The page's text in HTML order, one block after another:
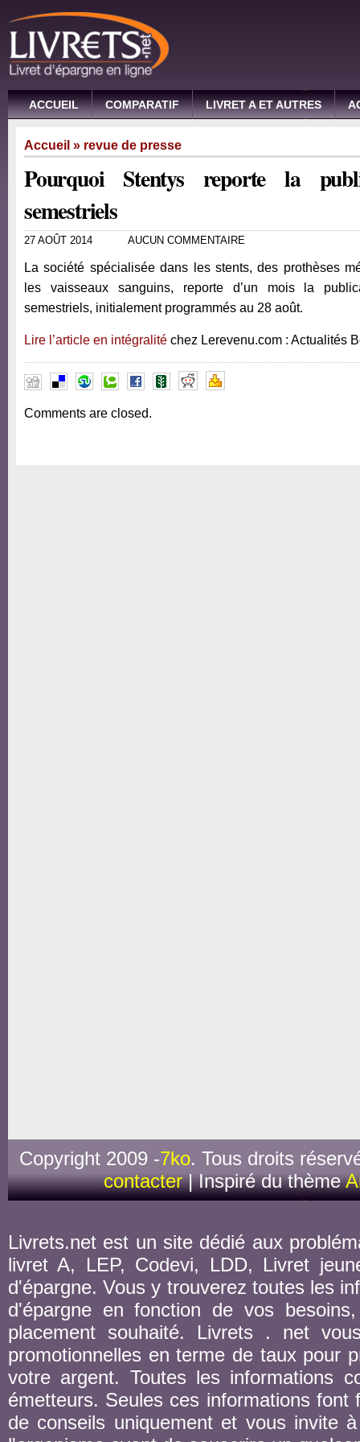
ACCUEIL COMPARATIF LIVRET A ET AUTRES
Accueil » revue de presse
Pourquoi Stentys reporte la
semestriels
27 AOÛT 2014 AUCUN COMMENTAIRE
La société spécialisée dans les stents, des prothèses
les vaisseaux sanguins, reporte d’un mois la
semestriels, initialement programmés au 28 août.
Lire l’article en intégralité chez Lerevenu.com : Actualités
Comments are closed.
Copyright 2009 -7ko. Tous droits
contacter| Inspiré du thème
Livrets.net est un site dédié aux
livret A, LEP, Codevi, LDD, Livret
d'épargne. Vous y trouverez toutes les
d'épargne en fonction de vos
placement souhaité. Livrets . net
promotionnelles en terme de taux pour
votre argent. Toutes les informations
émetteurs. Seules ces informations
de conseils uniquement et vous invite